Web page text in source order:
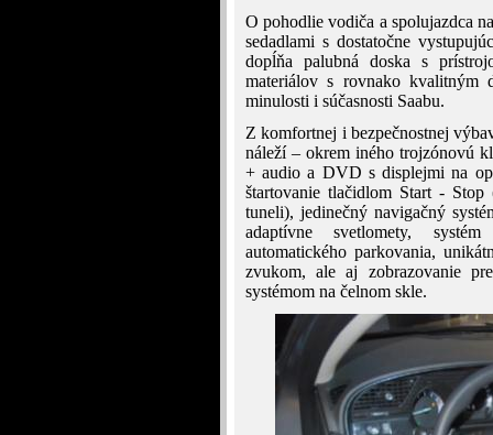
O pohodlie vodiča a spolujazdca
sedadlami s dostatočne
dopĺňa palubná doska s
materiálov s rovnako kvalitným
minulosti i súčasnosti Saabu.
Z komfortnej i bezpečnostnej
náleží – okrem iného trojzónovú
+ audio a DVD s displejmi na
štartovanie tlačidlom Start -
tuneli), jedinečný navigačný
adaptívne svetlomety,
automatického parkovania,
zvukom, ale aj zobrazovanie
systémom na čelnom skle.